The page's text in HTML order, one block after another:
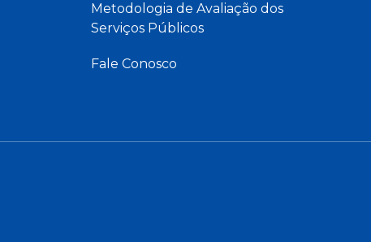
Metodologia de Avaliação dos
Serviços Públicos
Fale Conosco